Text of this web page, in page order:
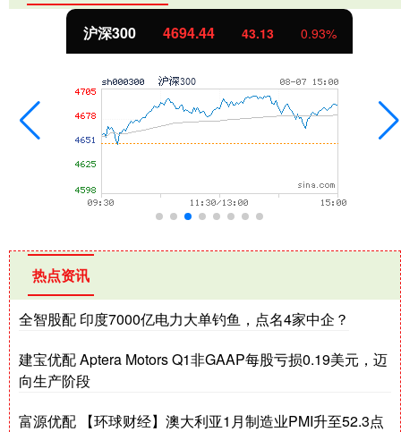
沪深300 4694.44 43.13 0.93%
热点资讯
全智股配 印度7000亿电力大单钓鱼，点名4家中企？
建宝优配 Aptera Motors Q1非GAAP每股亏损0.19美元，迈
向生产阶段
富源优配 【环球财经】澳大利亚1月制造业PMI升至52.3点